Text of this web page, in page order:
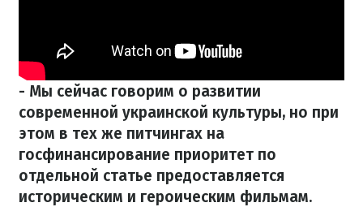
- Мы сейчас говорим о развитии
современной украинской культуры, но при
этом в тех же питчингах на
госфинансирование приоритет по
отдельной статье предоставляется
историческим и героическим фильмам.